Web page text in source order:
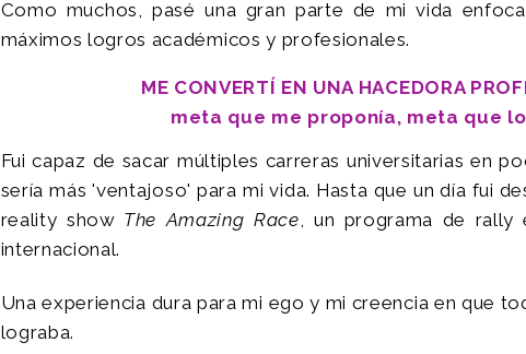
Como muchos, pasé una gran parte de mi vida
máximos logros académicos y profesionales.
ME CONVERTÍ EN UNA HACEDORA
meta que me proponía, meta que
Fui capaz de sacar múltiples carreras universitarias en
sería más 'ventajoso' para mi vida. Hasta que un día fui
reality show The Amazing Race , un programa de
internacional.
Una experiencia dura para mi ego y mi creencia en que
lograba.